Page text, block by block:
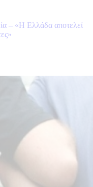
– «Η Ελλάδα αποτελεί